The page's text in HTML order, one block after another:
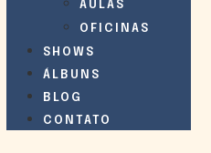
AULAS
OFICINAS
SHOWS
ÁLBUNS
BLOG
CONTATO